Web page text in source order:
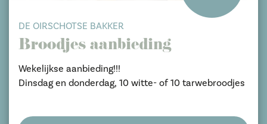
DE OIRSCHOTSE BAKKER
Broodjes aanbieding
Wekelijkse aanbieding!!!
Dinsdag en donderdag, 10 witte- of 10 tarwebroodjes